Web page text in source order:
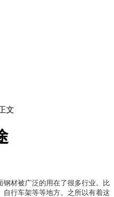
文
材被广泛的用在了很多行业。比
自行车架等等地方。之所以有着这